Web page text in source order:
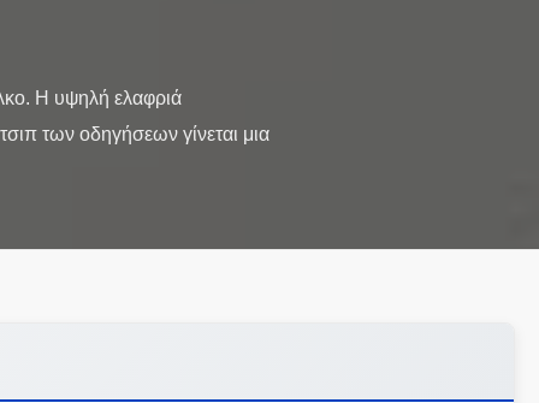
Η υψηλή ελαφριά
των οδηγήσεων γίνεται μια